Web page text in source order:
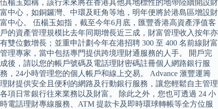
伍楊玉如稱，該行未來將在香港其他具地標性的地帶陸續開設財
富中心，如銅鑼灣、中環及旺角等地，明年便將於港島區增設財
富中心。 伍楊玉如指，截至今年6月底，匯豐香港高資產淨值客
戶的資產管理規模比去年同期增長近三成，財富管理收入按年亦
有雙位數增長；並重申計劃今年在港招聘 300 至 400 名前線財富
管理專家，當中包括專門提供跨境理財通服務的人手。 開戶完
成後，請以您的帳戶號碼及電話理財密碼註冊個人網路銀行服
務，24小時管理您的個人帳戶和線上交易。 Advance 滙豐運籌
理財提供安全且便利的網路及行動銀行服務，讓您輕鬆自主管理
各項日常銀行往來業務以及財富。 除此之外，您也可透過 24 小
時電話理財專線服務、ATM 提款卡及即時環球轉帳等全方位服